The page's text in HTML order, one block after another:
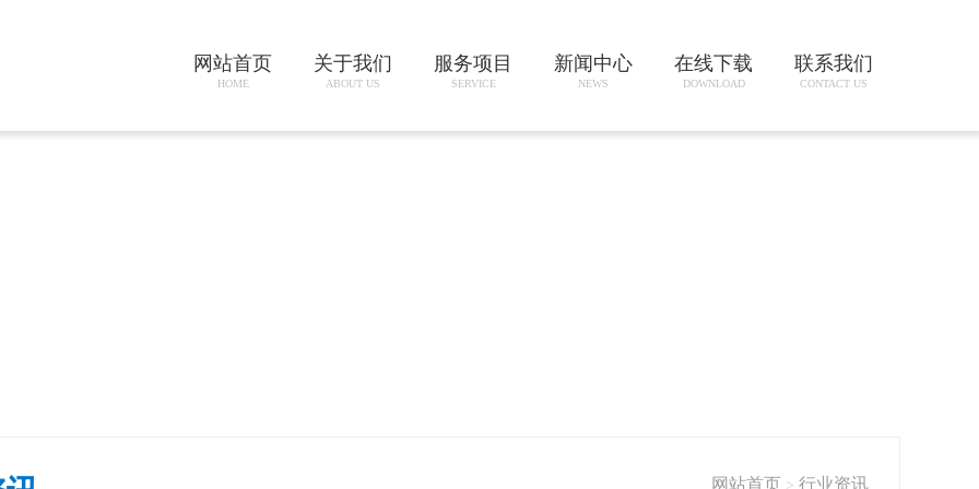
网站首页
HOME
关于我们
ABOUT US
服务项目
SERVICE
新闻中心
NEWS
在线下载
DOWNLOAD
联系我们
CONTACT US
网站首页 > 行业资讯